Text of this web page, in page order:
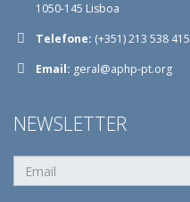
1050-145 Lisboa
Telefone: (+351) 213 538 415
Email: geral@aphp-pt.org
NEWSLETTER